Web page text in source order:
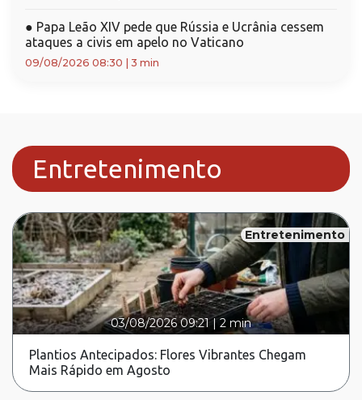
● Papa Leão XIV pede que Rússia e Ucrânia cessem
ataques a civis em apelo no Vaticano
09/08/2026 08:30 3 min
Entretenimento
Entretenimento
03/08/2026 09:21|2 min
Plantios Antecipados: Flores Vibrantes Chegam
Mais Rápido em Agosto